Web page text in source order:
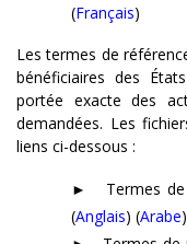
(Français)
Les termes de
bénéficiaires des
portée exacte des
demandées. Les
liens ci-dessous :
► Termes
(Anglais) (Arabe